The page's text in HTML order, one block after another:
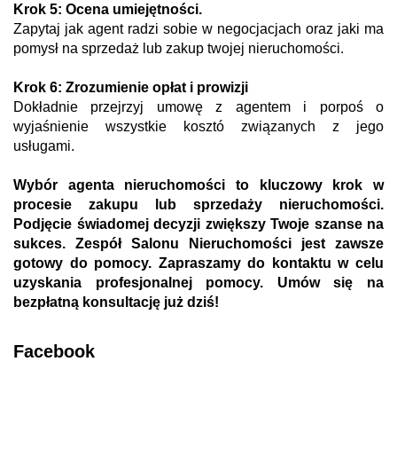
Krok 5: Ocena umiejętności.
Zapytaj jak agent radzi sobie w negocjacjach oraz jaki ma
pomysł na sprzedaż lub zakup twojej nieruchomości.
Krok 6: Zrozumienie opłat i prowizji
Dokładnie przejrzyj umowę z agentem i porpoś o
wyjaśnienie wszystkie kosztó związanych z jego
usługami.
Wybór agenta nieruchomości to kluczowy krok w
procesie zakupu lub sprzedaży nieruchomości.
Podjęcie świadomej decyzji zwiększy Twoje szanse na
sukces. Zespół Salonu Nieruchomości jest zawsze
gotowy do pomocy. Zapraszamy do kontaktu w celu
uzyskania profesjonalnej pomocy. Umów się na
bezpłatną konsultację już dziś!
Facebook